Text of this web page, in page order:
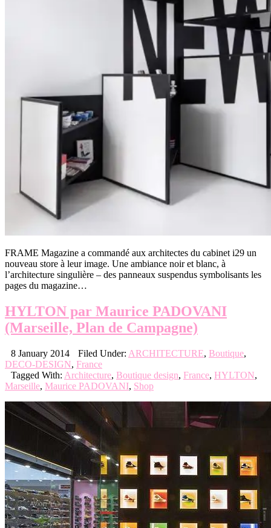
FRAME Magazine a commandé aux architectes du cabinet i29 un
nouveau store à leur image. Une ambiance noir et blanc, à
l’architecture singulière – des panneaux suspendus symbolisants les
pages du magazine…
HYLTON par Maurice PADOVANI
(Marseille, Plan de Campagne)
8 January 2014 Filed Under: ARCHITECTURE, Boutique,
DECO-DESIGN, France
Tagged With: Architecture, Boutique design, France, HYLTON,
Marseille, Maurice PADOVANI, Shop